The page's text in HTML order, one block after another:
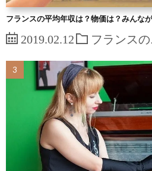
フランスの平均年収は？物価は？みんな
2019.02.12 フランス